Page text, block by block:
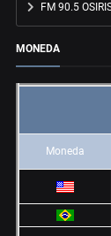
FM 90.5
MONEDA
Moneda